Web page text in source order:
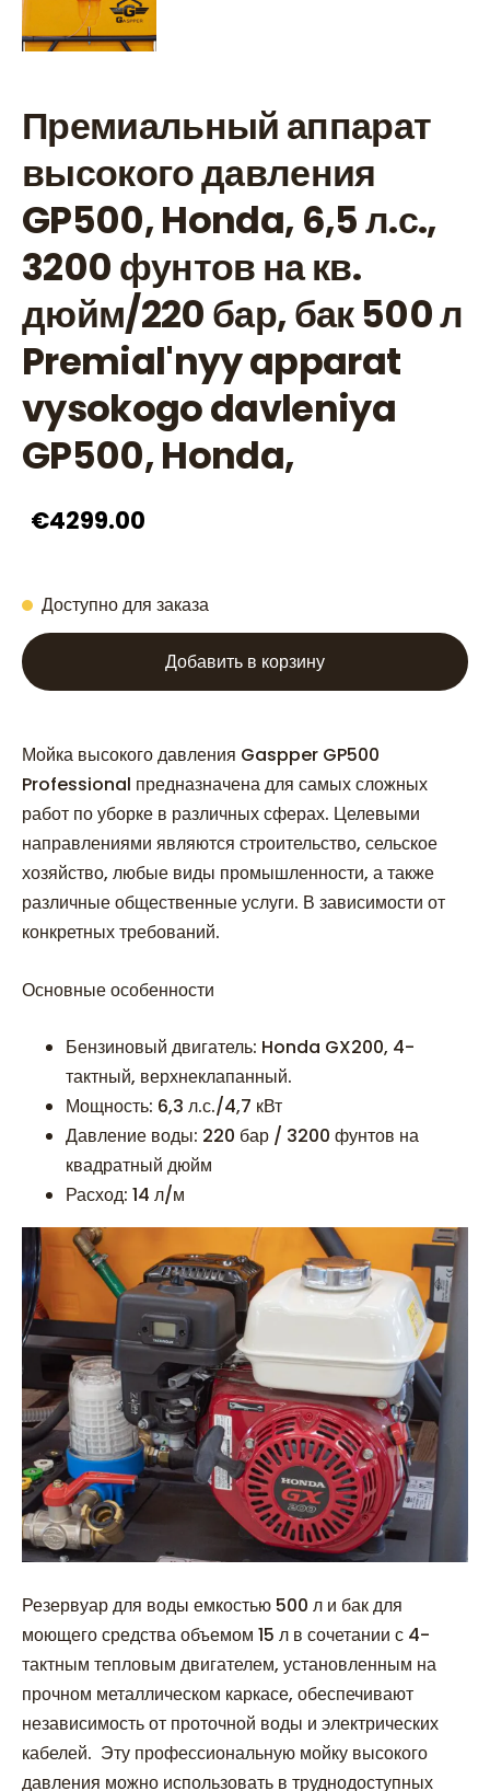
Премиальный аппарат
высокого давления
GP500, Honda, 6,5 л.с.,
3200 фунтов на кв.
дюйм/220 бар, бак 500 л
Premial'nyy apparat
vysokogo davleniya
GP500, Honda,
€4299.00
Доступно для заказа
Добавить в корзину
Мойка высокого давления Gaspper GP500
Professional предназначена для самых сложных
работ по уборке в различных сферах. Целевыми
направлениями являются строительство, сельское
хозяйство, любые виды промышленности, а также
различные общественные услуги. В зависимости от
конкретных требований.
Основные особенности
Бензиновый двигатель: Honda GX200, 4-
тактный, верхнеклапанный.
Мощность: 6,3 л.с./4,7 кВт
Давление воды: 220 бар / 3200 фунтов на
квадратный дюйм
Расход: 14 л/м
Резервуар для воды емкостью 500 л и бак для
моющего средства объемом 15 л в сочетании с 4-
тактным тепловым двигателем, установленным на
прочном металлическом каркасе, обеспечивают
независимость от проточной воды и электрических
кабелей. Эту профессиональную мойку высокого
давления можно использовать в труднодоступных